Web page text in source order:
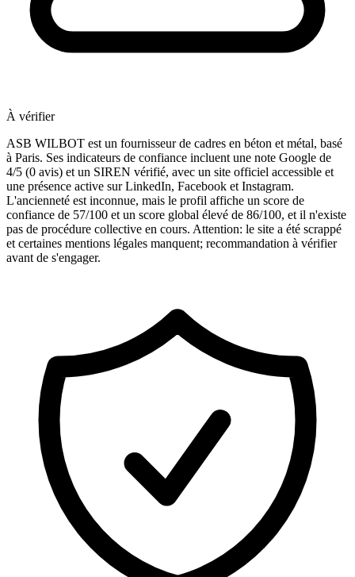
À vérifier
ASB WILBOT est un fournisseur de cadres en béton et métal, basé
à Paris. Ses indicateurs de confiance incluent une note Google de
4/5 (0 avis) et un SIREN vérifié, avec un site officiel accessible et
une présence active sur LinkedIn, Facebook et Instagram.
L'ancienneté est inconnue, mais le profil affiche un score de
confiance de 57/100 et un score global élevé de 86/100, et il n'existe
pas de procédure collective en cours. Attention: le site a été scrappé
et certaines mentions légales manquent; recommandation à vérifier
avant de s'engager.